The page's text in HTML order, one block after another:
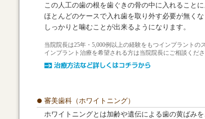
この人工の歯の根を歯ぐきの骨の中に入れることに
ほとんどのケースで入れ歯を取り外す必要が無くな
しっかりと噛むことが出来るようになります。
当院院長は25年・5,000例以上の経験をもつインプラントの
インプラント治療を希望される方は当院院長にご相談くださ
審美歯科（ホワイトニング）
ホワイトニングとは加齢や遺伝による歯の黄ばみを